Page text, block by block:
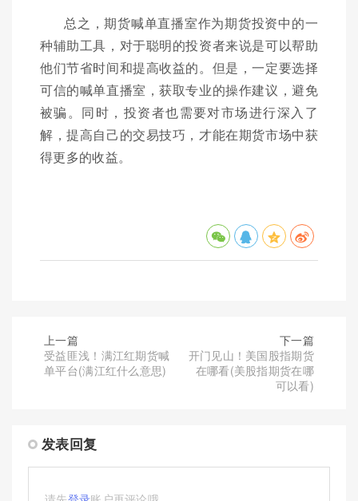
总之，期货喊单直播室作为期货投资中的一
种辅助工具，对于聪明的投资者来说是可以帮助
他们节省时间和提高收益的。但是，一定要选择
可信的喊单直播室，获取专业的操作建议，避免
被骗。同时，投资者也需要对市场进行深入了
解，提高自己的交易技巧，才能在期货市场中获
得更多的收益。
上一篇
受益匪浅！满江红期货喊
单平台(满江红什么意思)
下一篇
开门见山！美国股指期货
在哪看(美股指期货在哪
可以看)
发表回复